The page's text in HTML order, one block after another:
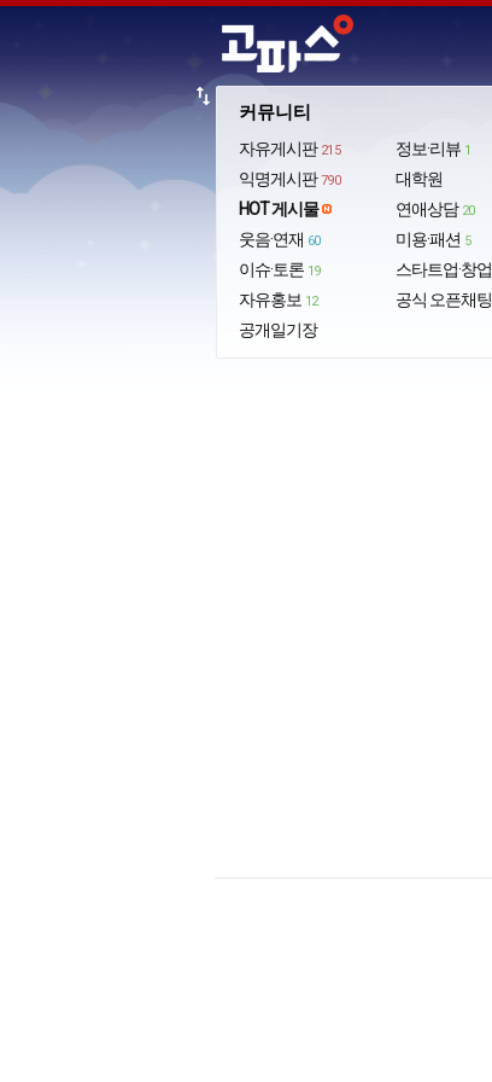
커뮤니티
자유게시판 215
익명게시판 790
HOT 게시물
웃음·연재 60
이슈·토론 19
자유홍보 12
공개일기장
정보·리뷰 1
대학원
연애상담 20
미용·패션 5
스타트업·창업
공식 오픈채팅
import_export